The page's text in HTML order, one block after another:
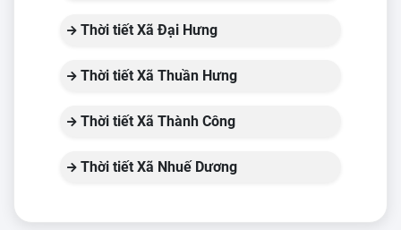
Thời tiết Xã Đại Hưng
Thời tiết Xã Thuần Hưng
Thời tiết Xã Thành Công
Thời tiết Xã Nhuế Dương